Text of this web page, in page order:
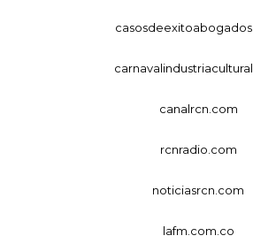
canalrcn.com
rcnradio.com
noticiasrcn.com
lafm.com.co